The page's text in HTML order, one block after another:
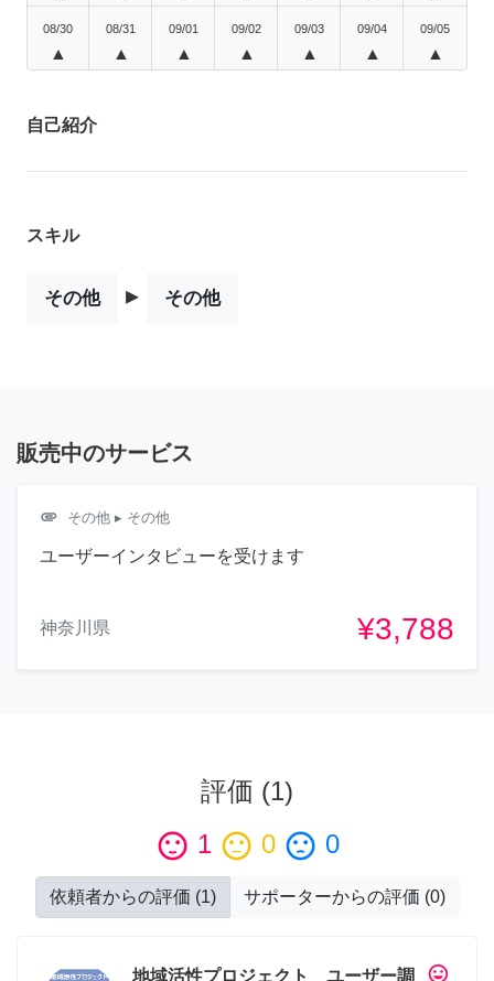
08/30
▲
08/31
▲
09/01
▲
09/02
▲
09/03
▲
09/04
▲
09/05
▲
自己紹介
スキル
その他 ▸ その他
販売中のサービス
attachment その他 ▸ その他
ユーザーインタビューを受けます
神奈川県 ¥3,788
評価 (1)
sentiment_satisfied 1 sentiment_neutral 0 sentiment_dissatisfied 0
依頼者からの評価 (1) サポーターからの評価 (0)
tag_faces
地域活性プロジェクト ユーザー調